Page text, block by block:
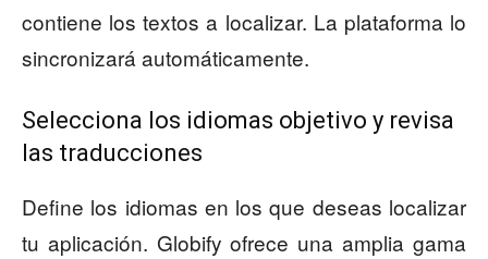
contiene los textos a localizar. La plataforma lo
sincronizará automáticamente.
Selecciona los idiomas objetivo y revisa
las traducciones
Define los idiomas en los que deseas localizar
tu aplicación. Globify ofrece una amplia gama